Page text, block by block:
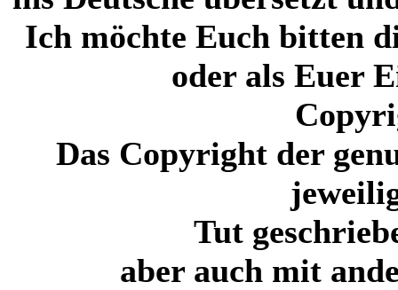
Ich möchte Euch bitten
oder als Euer
Das Copyright der
Tut
aber auch mit